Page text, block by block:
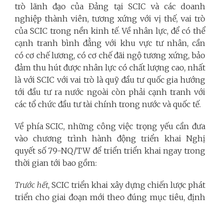
trò lãnh đạo của Đảng tại SCIC và các doanh
nghiệp thành viên, tương xứng với vị thế, vai trò
của SCIC trong nền kinh tế. Về nhân lực, để có thể
cạnh tranh bình đẳng với khu vực tư nhân, cần
có cơ chế lương, có cơ chế đãi ngộ tương xứng, bảo
đảm thu hút được nhân lực có chất lượng cao, nhất
là với SCIC với vai trò là quỹ đầu tư quốc gia hướng
tới đầu tư ra nước ngoài còn phải cạnh tranh với
các tổ chức đầu tư tài chính trong nước và quốc tế.
Về phía SCIC, những công việc trọng yếu cần đưa
vào chương trình hành động triển khai Nghị
quyết số 79-NQ/TW để triển triển khai ngay trong
thời gian tới bao gồm:
Trước hết, SCIC triển khai xây dựng chiến lược phát
triển cho giai đoạn mới theo đúng mục tiêu, định